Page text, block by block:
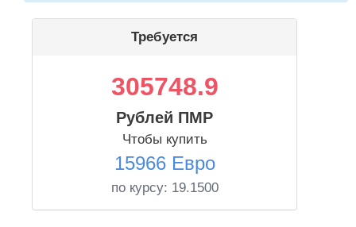
Требуется
305748.9
Рублей ПМР
Чтобы купить
15966 Евро
по курсу: 19.1500